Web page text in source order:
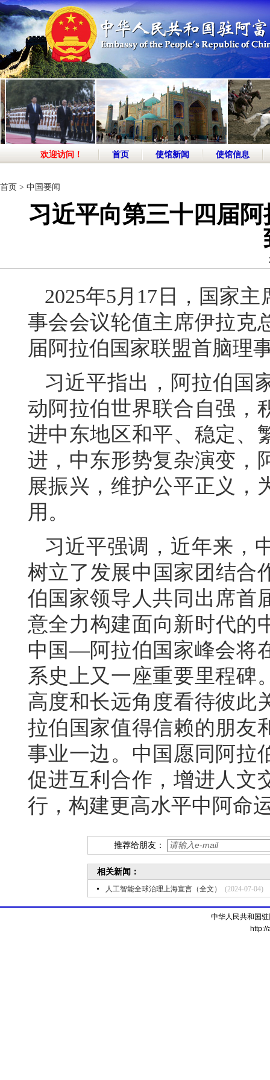
欢迎访问！ 首页 使馆新闻 使馆信息
首页 > 中国要闻
习近平向第三十四届
2025年5月17日，国家
事会会议轮值主席伊拉克
届阿拉伯国家联盟首脑理
习近平指出，阿拉伯国
动阿拉伯世界联合自强，
进中东地区和平、稳定、
进，中东形势复杂演变，
展振兴，维护公平正义，
用。
习近平强调，近年来，
树立了发展中国家团结合
伯国家领导人共同出席
意全力构建面向新时代的
中国—阿拉伯国家峰会将
系史上又一座重要里程碑
高度和长远角度看待彼此
拉伯国家值得信赖的朋友
事业一边。中国愿同阿拉
促进互利合作，增进人文
行，构建更高水平中阿命
推荐给朋友：
相关新闻：
人工智能全球治理上海宣言（全文） (2024-07-04)
中华人民共和国